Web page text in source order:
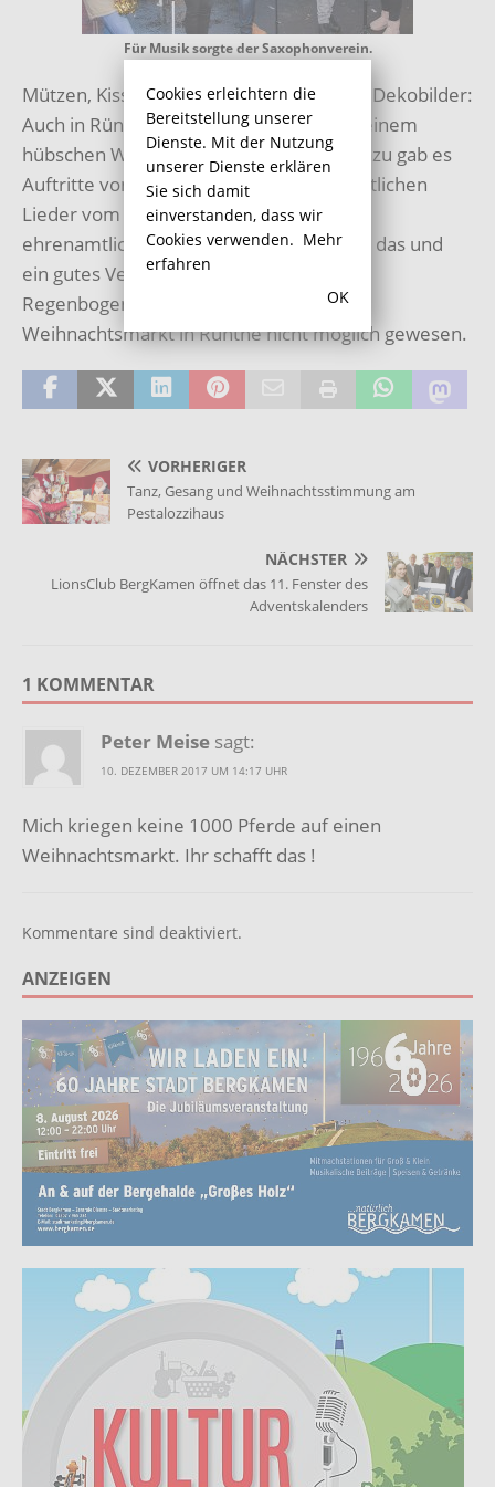
Für Musik sorgte der Saxophonverein.
Mützen, Kissen, Schmuck, selbstgemalte Dekobilder:
Auch in Rünthe wurde fündig, wer nach einem
hübschen Weihnachtspräsent suchte. Dazu gab es
Auftritte von Vereinen, wie die weihnachtlichen
Lieder vom Saxophonverein. Und viel
ehrenamtliches Engagement, denn ohne das und
ein gutes Verhältnis zur gastgebenden
Regenbogenschule wäre auch der 5.
Weihnachtsmarkt in Rünthe nicht möglich gewesen.
VORHERIGER
Tanz, Gesang und Weihnachtsstimmung am
Pestalozzihaus
NÄCHSTER
LionsClub BergKamen öffnet das 11. Fenster des
Adventskalenders
1 KOMMENTAR
Peter Meise sagt:
10. DEZEMBER 2017 UM 14:17 UHR
Mich kriegen keine 1000 Pferde auf einen
Weihnachtsmarkt. Ihr schafft das !
Kommentare sind deaktiviert.
ANZEIGEN
Cookies erleichtern die
Bereitstellung unserer
Dienste. Mit der Nutzung
unserer Dienste erklären
Sie sich damit
einverstanden, dass wir
Cookies verwenden. Mehr
erfahren
OK